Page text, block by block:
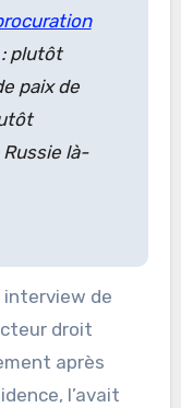
plutôt
paix de
là-
interview de
droit
après
l’avait